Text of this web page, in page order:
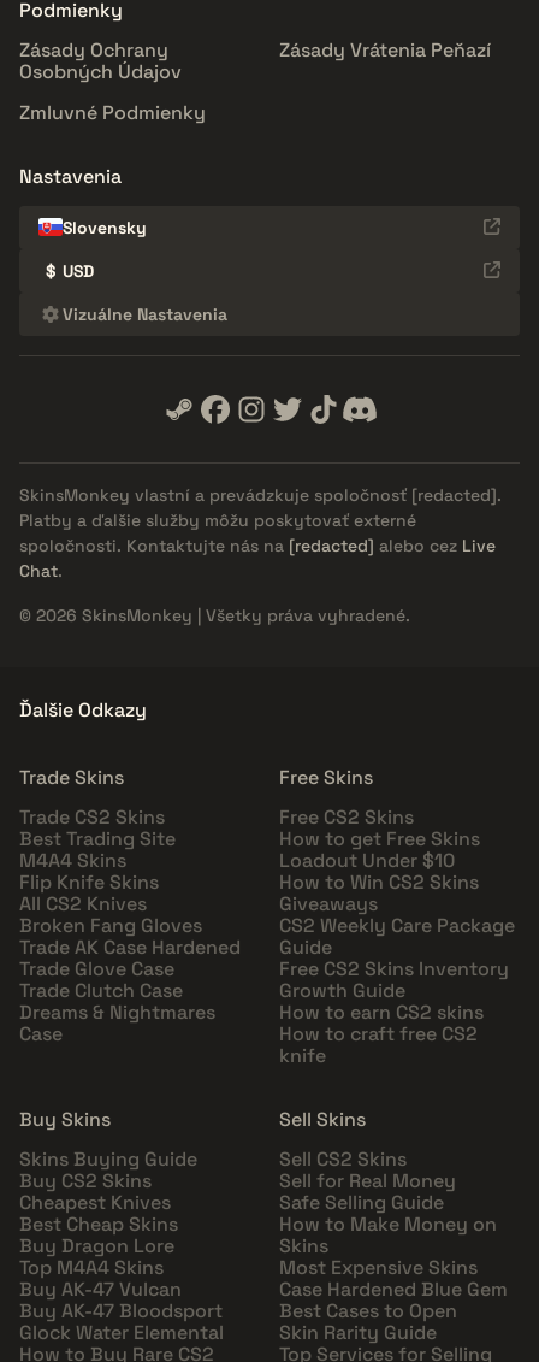
Podmienky
Zásady Ochrany
Osobných Údajov
Zásady Vrátenia Peňazí
Zmluvné Podmienky
Nastavenia
Slovensky
$ USD
Vizuálne Nastavenia
SkinsMonkey vlastní a prevádzkuje spoločnosť [redacted].
Platby a ďalšie služby môžu poskytovať externé
spoločnosti. Kontaktujte nás na [redacted] alebo cez Live
Chat.
© 2026 SkinsMonkey | Všetky práva vyhradené.
Ďalšie Odkazy
Trade Skins
Trade CS2 Skins
Best Trading Site
M4A4 Skins
Flip Knife Skins
All CS2 Knives
Broken Fang Gloves
Trade AK Case Hardened
Trade Glove Case
Trade Clutch Case
Dreams & Nightmares
Case
Free Skins
Free CS2 Skins
How to get Free Skins
Loadout Under $10
How to Win CS2 Skins
Giveaways
CS2 Weekly Care Package
Guide
Free CS2 Skins Inventory
Growth Guide
How to earn CS2 skins
How to craft free CS2
knife
Buy Skins
Skins Buying Guide
Buy CS2 Skins
Cheapest Knives
Best Cheap Skins
Buy Dragon Lore
Top M4A4 Skins
Buy AK-47 Vulcan
Buy AK-47 Bloodsport
Glock Water Elemental
How to Buy Rare CS2
Sell Skins
Sell CS2 Skins
Sell for Real Money
Safe Selling Guide
How to Make Money on
Skins
Most Expensive Skins
Case Hardened Blue Gem
Best Cases to Open
Skin Rarity Guide
Top Services for Selling